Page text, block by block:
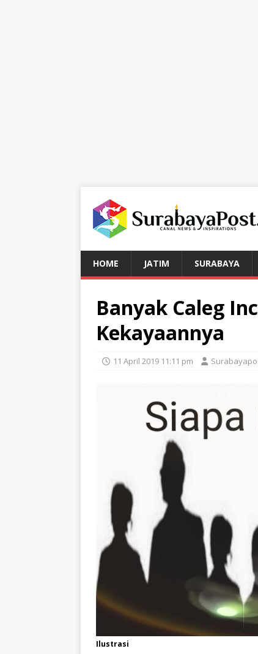
HOME JATIM SURABAYA
Banyak Caleg
Kekayaannya
11 April 2019 11:11 pm
Ilustrasi